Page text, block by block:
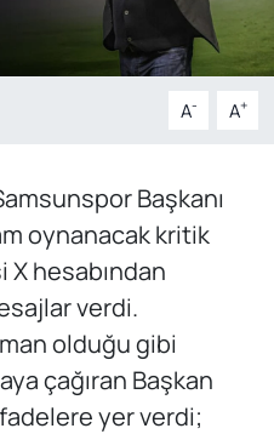
A- A+
Başkanı
oynanacak kritik
X hesabından
verdi.
olduğu gibi
çağıran Başkan
yer verdi;